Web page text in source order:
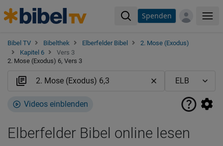
Spenden
Bibel TV Bibelthek Elberfelder Bibel
2. Mose (Exodus)
Kapitel 6
Vers 3
2. Mose (Exodus) 6, Vers 3
Videos einblenden
Elberfelder Bibel online lesen